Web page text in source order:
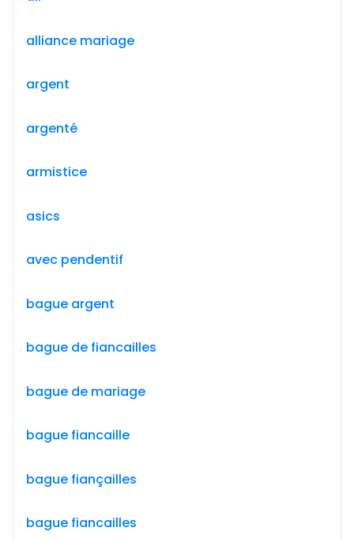
alliance mariage
argent
argenté
armistice
asics
avec pendentif
bague argent
bague de fiancailles
bague de mariage
bague fiancaille
bague fiançailles
bague fiancailles